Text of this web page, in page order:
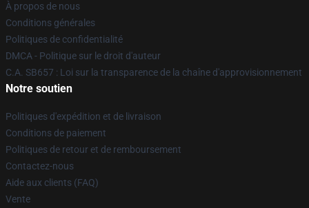
À propos de nous
Conditions générales
Politiques de confidentialité
DMCA - Politique sur le droit d'auteur
C.A. SB657 : Loi sur la transparence de la chaîne d'approvisionnement
Notre soutien
Politiques d'expédition et de livraison
Conditions de paiement
Politiques de retour et de remboursement
Contactez-nous
Aide aux clients (FAQ)
Vente